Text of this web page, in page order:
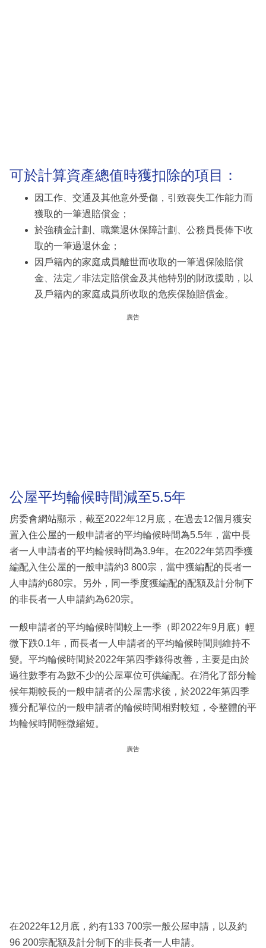
可於計算資產總值時獲扣除的項目：
因工作、交通及其他意外受傷，引致喪失工作能力而
獲取的一筆過賠償金；
於強積金計劃、職業退休保障計劃、公務員長俸下收
取的一筆過退休金；
因戶籍內的家庭成員離世而收取的一筆過保險賠償
金、法定／非法定賠償金及其他特別的財政援助，以
及戶籍內的家庭成員所收取的危疾保險賠償金。
廣告
公屋平均輪候時間減至5.5年
房委會網站顯示，截至2022年12月底，在過去12個月獲安
置入住公屋的一般申請者的平均輪候時間為5.5年，當中長
者一人申請者的平均輪候時間為3.9年。在2022年第四季獲
編配入住公屋的一般申請約3 800宗，當中獲編配的長者一
人申請約680宗。另外，同一季度獲編配的配額及計分制下
的非長者一人申請約為620宗。
一般申請者的平均輪候時間較上一季（即2022年9月底）輕
微下跌0.1年，而長者一人申請者的平均輪候時間則維持不
變。平均輪候時間於2022年第四季錄得改善，主要是由於
過往數季有為數不少的公屋單位可供編配。在消化了部分輪
候年期較長的一般申請者的公屋需求後，於2022年第四季
獲分配單位的一般申請者的輪候時間相對較短，令整體的平
均輪候時間輕微縮短。
廣告
在2022年12月底，約有133 700宗一般公屋申請，以及約
96 200宗配額及計分制下的非長者一人申請。